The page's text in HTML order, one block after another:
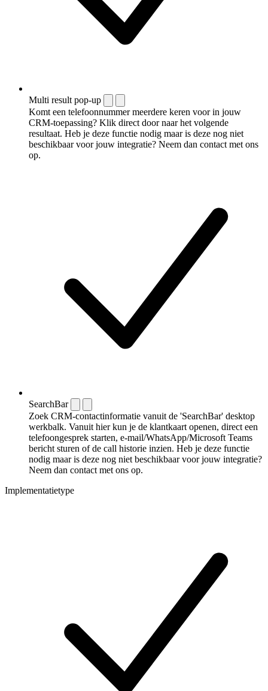
Multi result pop-up
Komt een telefoonnummer meerdere keren voor in jouw
CRM-toepassing? Klik direct door naar het volgende
resultaat. Heb je deze functie nodig maar is deze nog niet
beschikbaar voor jouw integratie? Neem dan contact met ons
op.
SearchBar
Zoek CRM-contactinformatie vanuit de 'SearchBar' desktop
werkbalk. Vanuit hier kun je de klantkaart openen, direct een
telefoongesprek starten, e-mail/WhatsApp/Microsoft Teams
bericht sturen of de call historie inzien. Heb je deze functie
nodig maar is deze nog niet beschikbaar voor jouw integratie?
Neem dan contact met ons op.
Implementatietype